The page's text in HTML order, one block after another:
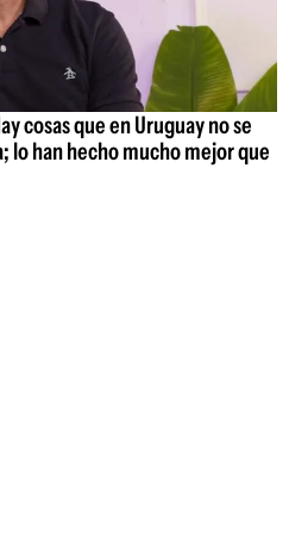
cosas que en Uruguay no se
lo han hecho mucho mejor que